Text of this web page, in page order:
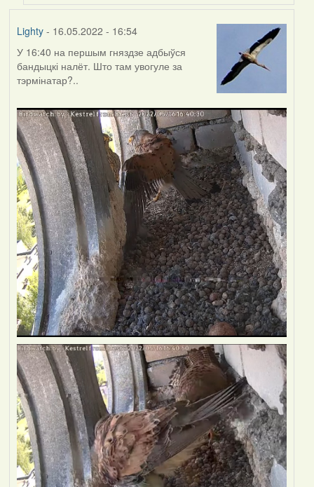
Lighty- 16.05.2022 - 16:54
У 16:40 на першым гняздзе адбыўся
бандыцкі налёт. Што там увогуле за
тэрмінатар?..